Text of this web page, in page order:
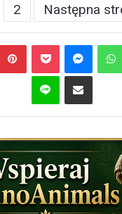
2 Następna
PinterestPocket
Line Share via Email